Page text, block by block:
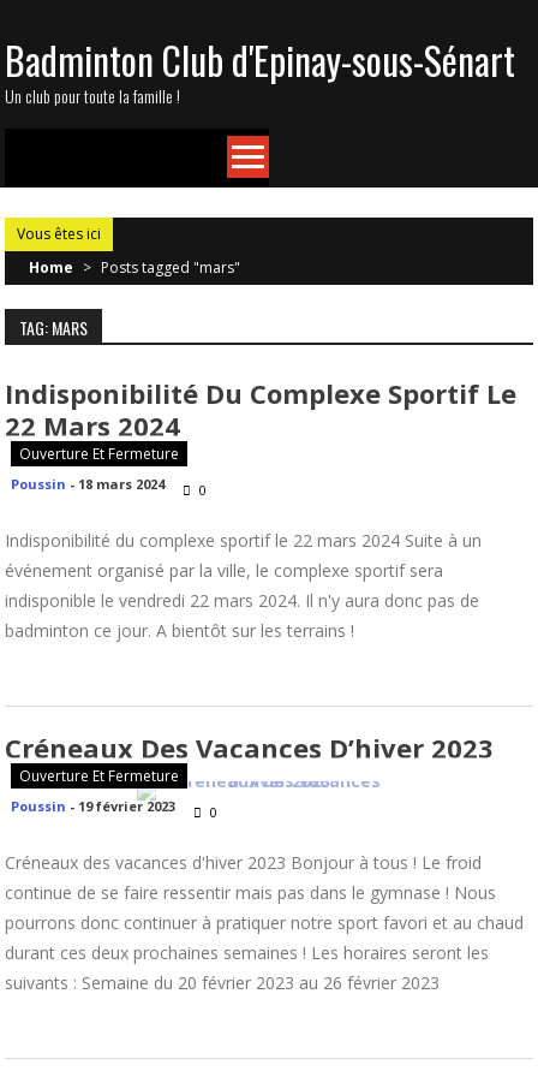
to
content
Badminton Club d'Epinay-sous-Sénart
Un club pour toute la famille !
Vous êtes ici
Home > Posts tagged "mars"
TAG: MARS
Indisponibilité Du Complexe Sportif Le
22 Mars 2024
Ouverture Et Fermeture
Poussin - 18 mars 2024 0
Indisponibilité du complexe sportif le 22 mars 2024 Suite à un
événement organisé par la ville, le complexe sportif sera
indisponible le vendredi 22 mars 2024. Il n'y aura donc pas de
badminton ce jour. A bientôt sur les terrains !
Créneaux Des Vacances D’hiver 2023
Ouverture Et Fermeture
Poussin - 19 février 2023 0
Créneaux des vacances d'hiver 2023 Bonjour à tous ! Le froid
continue de se faire ressentir mais pas dans le gymnase ! Nous
pourrons donc continuer à pratiquer notre sport favori et au chaud
durant ces deux prochaines semaines ! Les horaires seront les
suivants : Semaine du 20 février 2023 au 26 février 2023